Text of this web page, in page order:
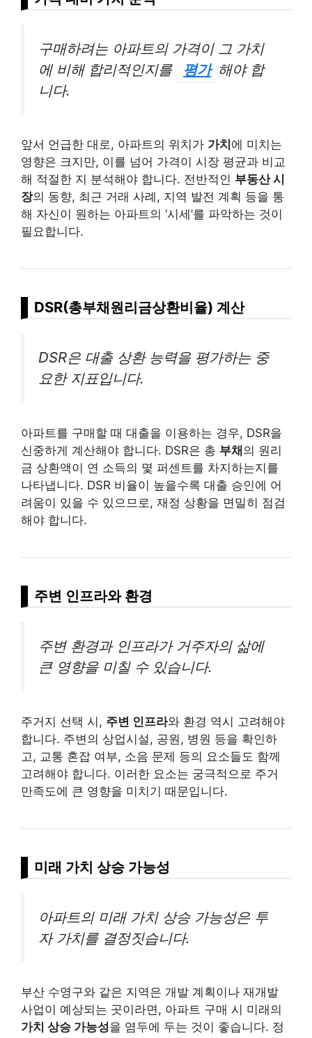
구매하려는 아파트의 가격이 그 가치
에 비해 합리적인지를
평가 해야 합
니다.
앞서 언급한 대로, 아파트의 위치가 가치 에 미치는
영향은 크지만, 이를 넘어 가격이 시장 평균과 비교
해 적절한 지 분석해야 합니다. 전반적인 부동산 시
장의 동향, 최근 거래 사례, 지역 발전 계획 등을 통
해 자신이 원하는 아파트의 ‘시세’를 파악하는 것이
필요합니다.
DSR(총부채원리금상환비율) 계산
DSR은 대출 상환 능력을 평가하는 중
요한 지표입니다.
아파트를 구매할 때 대출을 이용하는 경우, DSR을
신중하게 계산해야 합니다. DSR은 총 부채 의 원리
금 상환액이 연 소득의 몇 퍼센트를 차지하는지를
나타냅니다. DSR 비율이 높을수록 대출 승인에 어
려움이 있을 수 있으므로, 재정 상황을 면밀히 점검
해야 합니다.
주변 인프라와 환경
주변 환경과 인프라가 거주자의 삶에
큰 영향을 미칠 수 있습니다.
주거지 선택 시, 주변 인프라와 환경 역시 고려해야
합니다. 주변의 상업시설, 공원, 병원 등을 확인하
고, 교통 혼잡 여부, 소음 문제 등의 요소들도 함께
고려해야 합니다. 이러한 요소는 궁극적으로 주거
만족도에 큰 영향을 미치기 때문입니다.
미래 가치 상승 가능성
아파트의 미래 가치 상승 가능성은 투
자 가치를 결정짓습니다.
부산 수영구와 같은 지역은 개발 계획이나 재개발
사업이 예상되는 곳이라면, 아파트 구매 시 미래의
가치 상승 가능성을 염두에 두는 것이 좋습니다. 정